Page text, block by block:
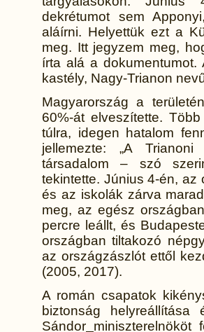
dekrétumot sem
aláírni. Helyettük ezt a
meg. Itt jegyzem meg,
írta alá a dokumentumot.
kastély, Nagy-Trianon
Magyarország a
60%-át elveszítette.
túlra, idegen hatalom
jellemezte: „A
társadalom – szó
tekintette. Június 4-én,
és az iskolák zárva
meg, az egész
percre leállt, és
országban tiltakozó
az országzászlót ettől
(2005, 2017).
A román csapatok
biztonság helyreállítása
Sándor